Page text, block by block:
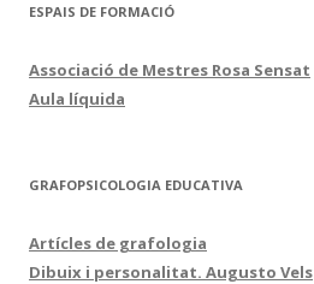
ESPAIS DE FORMACIÓ
Associació de Mestres Rosa Sensat
Aula líquida
GRAFOPSICOLOGIA EDUCATIVA
Artícles de grafologia
Dibuix i personalitat. Augusto Vels